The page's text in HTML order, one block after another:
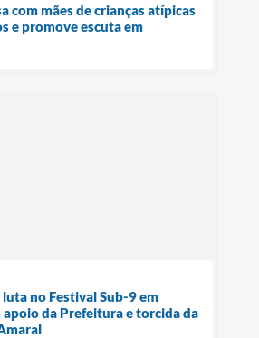
com mães de crianças atípicas
e promove escuta em
no Festival Sub-9 em
apoio da Prefeitura e torcida da